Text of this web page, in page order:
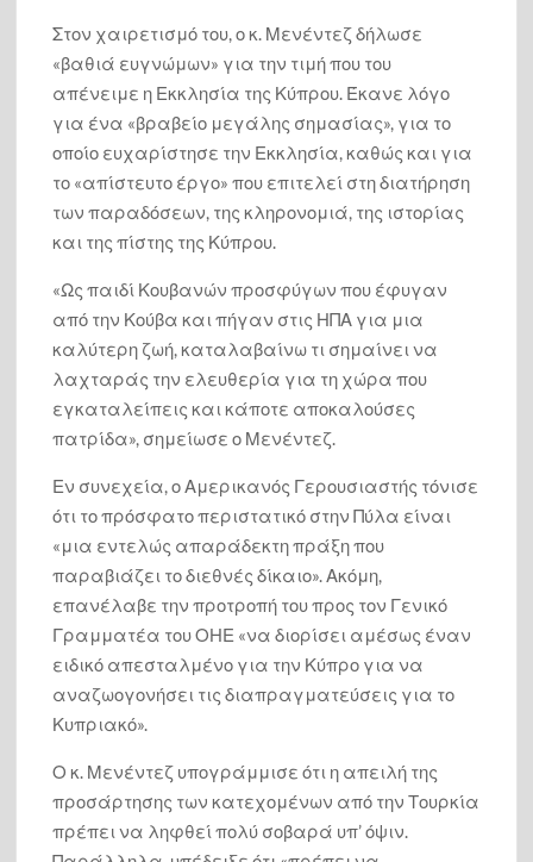
Τα μυστήρια της Χειμάρρας: Τι συζήτησαν ο Ράμα, η
Μελόνι και η σύζυγος Μπλερ (νομική σύμβουλος για την
ΑΟΖ της Αλβανίας): Οσμή μυστικής διπλωματίας εις βάρος
της Αθήνας
Ο Ερντογάν παίζει ένα επικίνδυνο παιγνίδι με στόχο «να τα
πάρει όλα» στο Αιγαίο και την Κύπρο: Ο βηματισμός της
Αθήνας και της Λευκωσίας πρέπει να είναι κοινός… Η ώρα
του τώρα ή τίποτα (video)
«Οι Χρησμοί του Νερού» μάγεψαν τον Αρχαιολογικό Χώρο
των Δελφών
Ανακοίνωσε 2 υποψηφίους στη Φωκίδα ο Φάνης Σπανός
Από τους Αιγύπτιους ως τον Ιπποκράτη και από την Ινδία
φάρμακο: Μόλις τώρα καταλαβαίνουμε γιατί [videos]
Τι και ποιόν στηρίζει ο υφυπουργός Γιάννης Μπούγας στις
Δημοτικές και Περιφερειακές εκλογές￼
Ecumenical Delphic Committee
Αἶνος Το Pavillion Ανέστη
Μια μοναδική Πολιτισμική ναι, Ναι εν Πολιτισμό
παρουσίαση, με πολλά μηνύματα. Άντε όπως άριστα
υπογράμμισε και ο Βουλευτής Φωκίδας Ιωάννης Μπούγας
και στην παράκαμψη Δελφών και ενοποίηση του
Αρχαιολογικού χώρου.
Στον χαιρετισμό του, ο κ. Μενέντεζ δήλωσε
«βαθιά ευγνώμων» για την τιμή που του
απένειμε η Εκκλησία της Κύπρου. Έκανε λόγο
για ένα «βραβείο μεγάλης σημασίας», για το
οποίο ευχαρίστησε την Εκκλησία, καθώς και για
το «απίστευτο έργο» που επιτελεί στη διατήρηση
των παραδόσεων, της κληρονομιά, της ιστορίας
και της πίστης της Κύπρου.
«Ως παιδί Κουβανών προσφύγων που έφυγαν
από την Κούβα και πήγαν στις ΗΠΑ για μια
καλύτερη ζωή, καταλαβαίνω τι σημαίνει να
λαχταράς την ελευθερία για τη χώρα που
εγκαταλείπεις και κάποτε αποκαλούσες
πατρίδα», σημείωσε ο Μενέντεζ.
Εν συνεχεία, ο Αμερικανός Γερουσιαστής τόνισε
ότι το πρόσφατο περιστατικό στην Πύλα είναι
«μια εντελώς απαράδεκτη πράξη που
παραβιάζει το διεθνές δίκαιο». Ακόμη,
επανέλαβε την προτροπή του προς τον Γενικό
Γραμματέα του ΟΗΕ «να διορίσει αμέσως έναν
ειδικό απεσταλμένο για την Κύπρο για να
αναζωογονήσει τις διαπραγματεύσεις για το
Κυπριακό».
Ο κ. Μενέντεζ υπογράμμισε ότι η απειλή της
προσάρτησης των κατεχομένων από την Τουρκία
πρέπει να ληφθεί πολύ σοβαρά υπ’ όψιν.